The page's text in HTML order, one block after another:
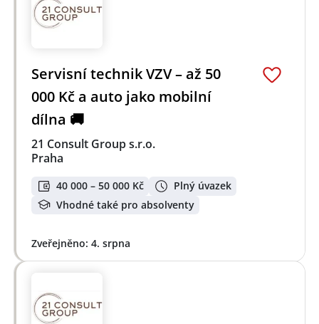
Servisní technik VZV – až 50
000 Kč a auto jako mobilní
dílna 🚚
21 Consult Group s.r.o.
Praha
40 000 – 50 000 Kč
Plný úvazek
Vhodné také pro absolventy
Zveřejněno: 4. srpna